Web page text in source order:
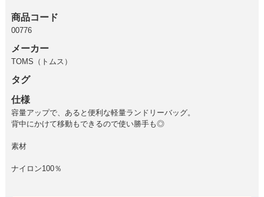
商品コード
00776
メーカー
TOMS（トムス）
タグ
仕様
容量アップで、あると便利な軽量ランドリーバッグ。
背中にかけて移動もできるので使い勝手も◎
素材
ナイロン100％